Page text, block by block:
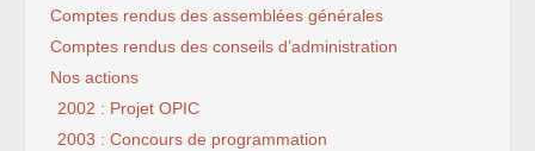
Comptes rendus des assemblées générales
Comptes rendus des conseils d’administration
Nos actions
2002 : Projet OPIC
2003 : Concours de programmation